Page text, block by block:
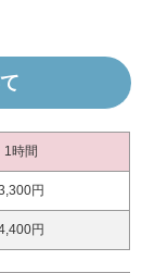
1時間
円
円